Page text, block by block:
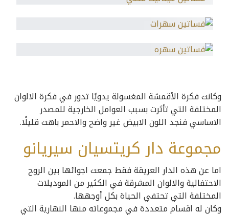
وكانت فكرة الأقمشة المغسولة يدويًا تدور في فكرة الالوان
المختلفة التي تأثرت بسبب العوامل الخارجية للمصدر
الاساسي فنجد اللون الابيض غير واضح والاحمر باهت قليلًا.
مجموعة دار كريتسيان سيريانو
اما عن هذه الدار العريقة فقط جمعت اجوائها بين الروح
الاحتفالية والالوان المشرقة في الكثير من الموديلات
المختلفة التي تحتفي الحياة بكل أوجهها.
وكان له اقسام متعددة في مجموعاته منها النهارية التي